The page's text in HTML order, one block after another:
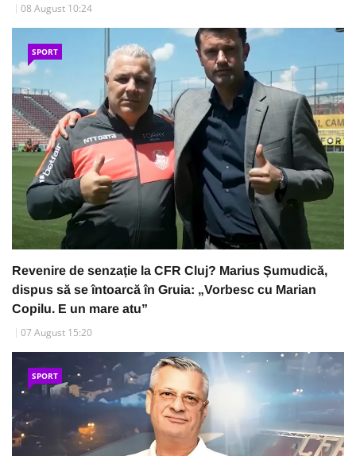
08 August 10:24
SPORT
Revenire de senzație la CFR Cluj? Marius Șumudică,
dispus să se întoarcă în Gruia: „Vorbesc cu Marian
Copilu. E un mare atu”
07 August 15:20
SPORT